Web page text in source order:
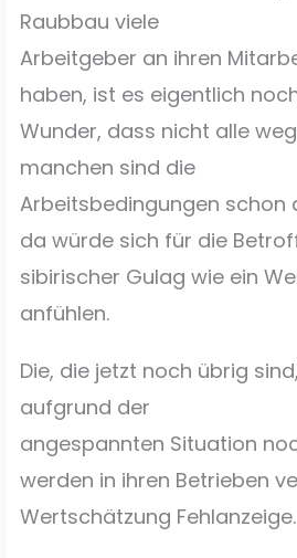
Raubbau viele
Arbeitgeber an ihren
haben, ist es eigentlich
Wunder, dass nicht alle
manchen sind die
Arbeitsbedingungen schon
da würde sich für die
sibirischer Gulag wie ein
anfühlen.
Die, die jetzt noch übrig
aufgrund der
angespannten Situation
werden in ihren Betrieben
Wertschätzung Fehlanzeige.